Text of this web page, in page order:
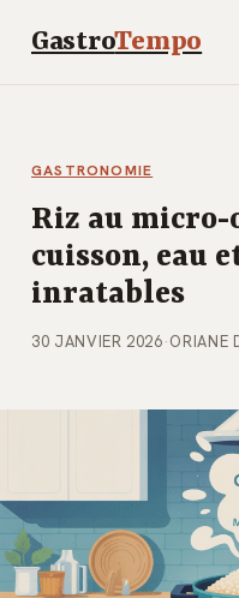
GastroTempo
GASTRONOMIE
Riz au micro-
cuisson, eau
inratables
30 JANVIER 2026·ORIANE